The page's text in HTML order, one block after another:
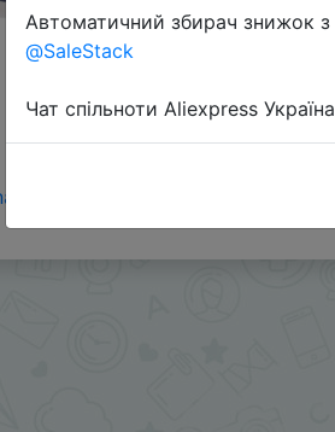
Автоматичний збирач знижок з
@SaleStack
Чат спільноти Aliexpress Україна